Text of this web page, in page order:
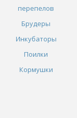
перепелов
Брудеры
Инкубаторы
Поилки
Кормушки